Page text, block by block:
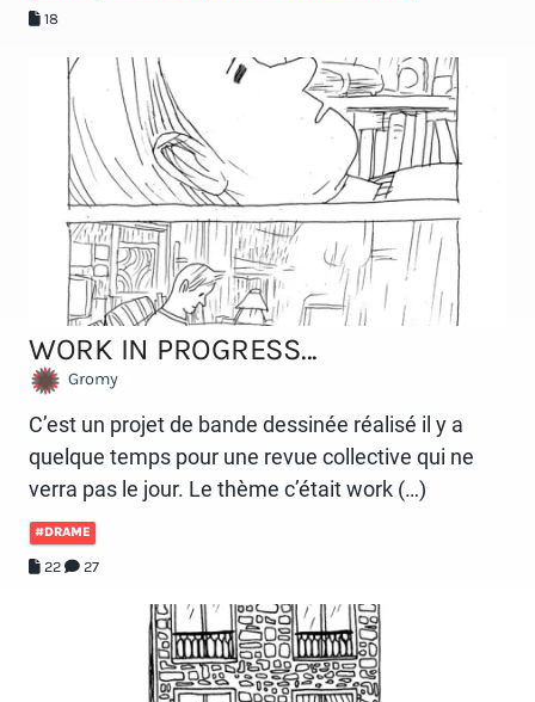
18
WORK IN PROGRESS...
Gromy
C’est un projet de bande dessinée réalisé il y a
quelque temps pour une revue collective qui ne
verra pas le jour. Le thème c’était work (…)
#DRAME
22 27